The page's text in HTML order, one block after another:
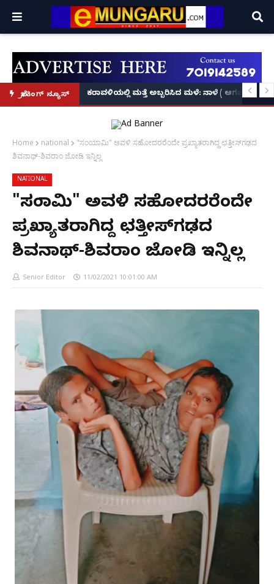
ಬ್ರೇಕಿಂಗ್ ನ್ಯೂಸ್‘ಭಕ್ತ ಪ್ರಹ್ಲಾದ’, ‘ಹೇ ರಾಮ್’!
ಕರಾವಳಿಯಲ್ಲಿ ಮತ್ತೆ ಅಬ್ಬರಿಸಿದ ಮಳೆ: ನಾಳೆ ( ಆಗಷ್ಟ್ 8)
Home national
"ಸಂಯಾಮಿ" ಅವಳಿ ಸಹೋದರರೆಂದೇ ಪ್ರಖ್ಯಾತರಾಗಿದ್ದ ಛತ್ತೀಸ್​ಗಢದ
ಶಿವನಾಥ್-ಶಿವರಾಂ ಜೋಡಿ ಇನ್ನಿಲ್ಲ
NATIONAL
"ಸಂಯಾಮಿ" ಅವಳಿ ಸಹೋದರರೆಂದೇ
ಪ್ರಖ್ಯಾತರಾಗಿದ್ದ ಛತ್ತೀಸ್​ಗಢದ
ಶಿವನಾಥ್-ಶಿವರಾಂ ಜೋಡಿ ಇನ್ನಿಲ್ಲ
Senior Editor 11/02/2021 10:01:00 AM